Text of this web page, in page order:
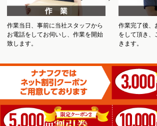
作業当日、事前に当社スタッフから
お電話をしてお伺いし、作業を開始
致します。
作業完了後、
をして頂き、
きます。